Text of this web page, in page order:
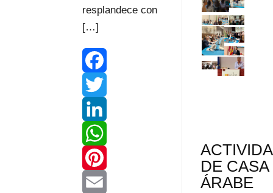
resplandece con
[…]
F
a
c
e
b
T
w
L
n
W
hP
DE CASA
ÁRABE